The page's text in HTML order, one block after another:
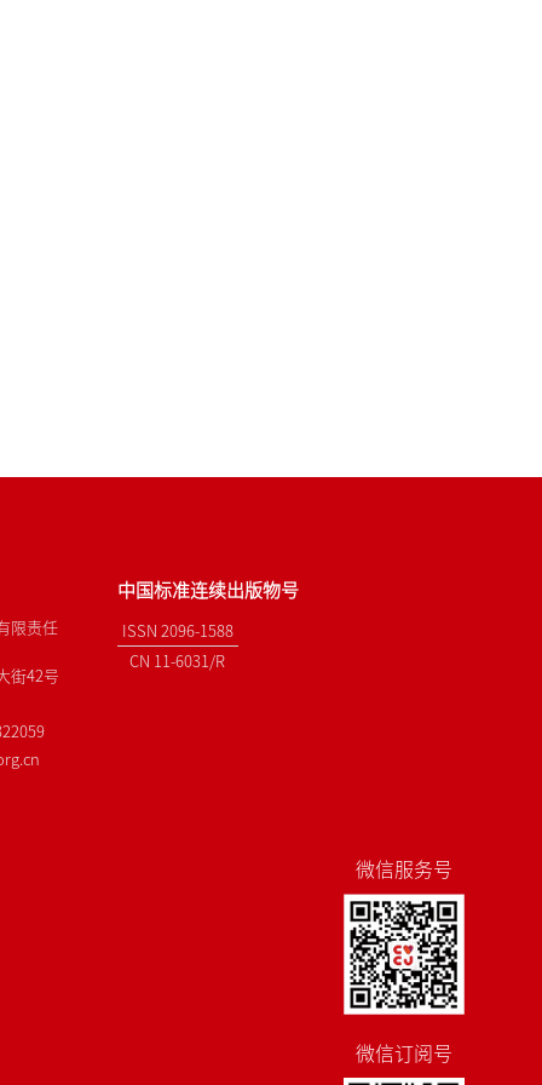
限责任
街42号
中国标准连续出版物号
ISSN 2096-1588
CN 11-6031/R
微信服务号
微信订阅号